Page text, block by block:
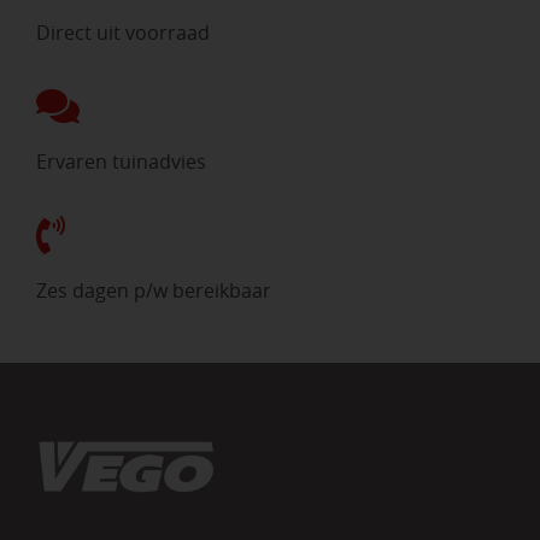
Direct uit voorraad
Ervaren tuinadvies
Zes dagen p/w bereikbaar